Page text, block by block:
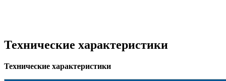
Технические характеристики
Технические характеристики